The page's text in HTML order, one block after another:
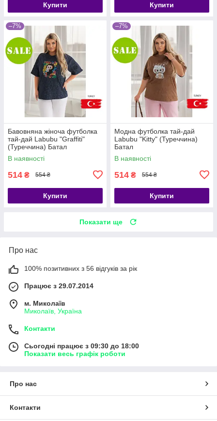
Купити Купити
–7%
Бавовняна жіноча футболка
тай-дай Labubu "Graffiti"
(Туреччина) Батал
В наявності
514 ₴ 554 ₴
Купити
–7%
Модна футболка тай-дай
Labubu "Kitty" (Туреччина)
Батал
В наявності
514 ₴ 554 ₴
Купити
Показати ще
Про нас
100% позитивних з 56 відгуків за рік
Працює з 29.07.2014
м. Миколаїв
Миколаїв, Україна
Контакти
Сьогодні працює з 09:30 до 18:00
Показати весь графік роботи
Про нас
Контакти